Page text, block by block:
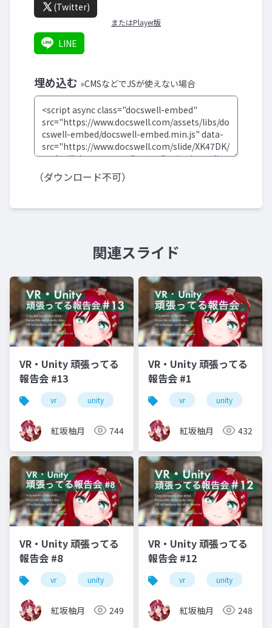
(Twitter)
またはPlayer版
LINE
埋め込む »CMSなどでJSが使えない場合
（ダウンロード不可）
関連スライド
VR・Unity 頑張ってる
報告会 #13
vr unity vrchat
紅坂柚月 744
VR・Unity 頑張ってる
報告会 #1
vr unity
紅坂柚月 432
VR・Unity 頑張ってる
報告会 #8
vr unity vrchat 初心者
紅坂柚月 249
VR・Unity 頑張ってる
報告会 #12
vr unity
紅坂柚月 248